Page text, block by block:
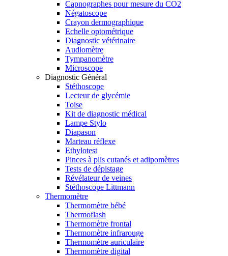
Capnographes pour mesure du CO2
Négatoscope
Crayon dermographique
Echelle optométrique
Diagnostic vétérinaire
Audiomètre
Tympanomètre
Microscope
Diagnostic Général
Stéthoscope
Lecteur de glycémie
Toise
Kit de diagnostic médical
Lampe Stylo
Diapason
Marteau réflexe
Ethylotest
Pinces à plis cutanés et adipomètres
Tests de dépistage
Révélateur de veines
Stéthoscope Littmann
Thermomètre
Thermomètre bébé
Thermoflash
Thermomètre frontal
Thermomètre infrarouge
Thermomètre auriculaire
Thermomètre digital